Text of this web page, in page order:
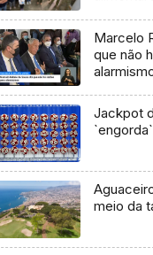
Marcelo
que não
Jackpot
meio da